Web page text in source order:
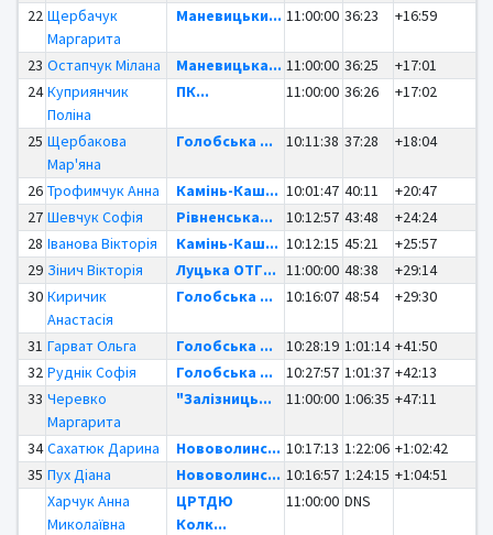
22 Щербачук
Маргарита
Маневицьки... 11:00:00 36:23 +16:59
23 Остапчук Мілана Маневицька... 11:00:00 36:25
+17:01
24 Куприянчик
Поліна
ПК... 11:00:00 36:26 +17:02
25 Щербакова
Мар'яна
Голобська ... 10:11:38 37:28 +18:04
26 Трофимчук Анна Камінь-Каш... 10:01:47 40:11
+20:47
27 Шевчук Софія Рівненська... 10:12:57 43:48
+24:24
28 Іванова Вікторія Камінь-Каш... 10:12:15 45:21
+25:57
29 Зінич Вікторія Луцька ОТГ... 11:00:00 48:38
+29:14
30 Киричик
Анастасія
Голобська ... 10:16:07 48:54 +29:30
31 Гарват Ольга Голобська ... 10:28:19 1:01:14 +41:50
32 Руднік Софія Голобська ... 10:27:57 1:01:37 +42:13
33 Черевко
Маргарита
"Залізниць... 11:00:00 1:06:35 +47:11
34 Сахатюк Дарина Нововолинс... 10:17:13 1:22:06 +1:02:42
35 Пух Діана Нововолинс... 10:16:57 1:24:15 +1:04:51
Харчук Анна
Миколаївна
ЦРТДЮ
Колк...
11:00:00 DNS